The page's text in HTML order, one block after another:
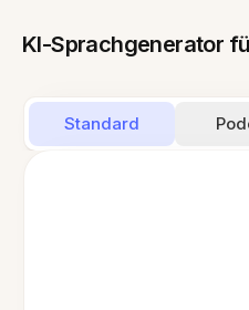
KI-Sprachgenerator
Standard